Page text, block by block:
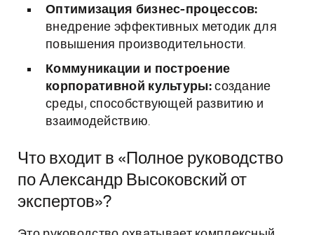
Оптимизация бизнес-процессов:
внедрение эффективных методик для
повышения производительности.
Коммуникации и построение
корпоративной культуры:создание
среды, способствующей развитию и
взаимодействию.
Что входит в «Полное руководство
по Александр Высоковский от
экспертов»?